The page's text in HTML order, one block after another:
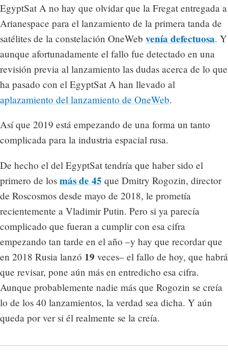
EgyptSat A no hay que olvidar que la Fregat entregada a
Arianespace para el lanzamiento de la primera tanda de
satélites de la constelación OneWeb venía defectuosa. Y
aunque afortunadamente el fallo fue detectado en una
revisión previa al lanzamiento las dudas acerca de lo que
ha pasado con el EgyptSat A han llevado al
aplazamiento del lanzamiento de OneWeb.
Así que 2019 está empezando de una forma un tanto
complicada para la industria espacial rusa.
De hecho el del EgyptSat tendría que haber sido el
primero de los más de 45 que Dmitry Rogozin, director
de Roscosmos desde mayo de 2018, le prometía
recientemente a Vladimir Putin. Pero si ya parecía
complicado que fueran a cumplir con esa cifra
empezando tan tarde en el año –y hay que recordar que
en 2018 Rusia lanzó 19 veces– el fallo de hoy, que habrá
que revisar, pone aún más en entredicho esa cifra.
Aunque probablemente nadie más que Rogozin se creía
lo de los 40 lanzamientos, la verdad sea dicha. Y aún
queda por ver si él realmente se la creía.